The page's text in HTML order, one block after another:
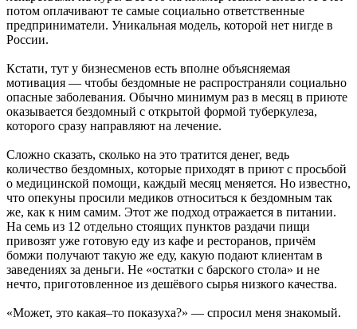
потом оплачивают те самые социально ответственные
предприниматели. Уникальная модель, которой нет нигде в
России.
Кстати, тут у бизнесменов есть вполне объясняемая
мотивация — чтобы бездомные не распространяли социально
опасные заболевания. Обычно минимум раз в месяц в приюте
оказывается бездомный с открытой формой туберкулеза,
которого сразу направляют на лечение.
Сложно сказать, сколько на это тратится денег, ведь
количество бездомных, которые приходят в приют с просьбой
о медицинской помощи, каждый месяц меняется. Но известно,
что опекуны просили медиков относиться к бездомным так
же, как к ним самим. Этот же подход отражается в питании.
На семь из 12 отдельно стоящих пунктов раздачи пищи
привозят уже готовую еду из кафе и ресторанов, причём
бомжи получают такую же еду, какую подают клиентам в
заведениях за деньги. Не «остатки с барского стола» и не
нечто, приготовленное из дешёвого сырья низкого качества.
«Может, это какая–то показуха?» — спросил меня знакомый.